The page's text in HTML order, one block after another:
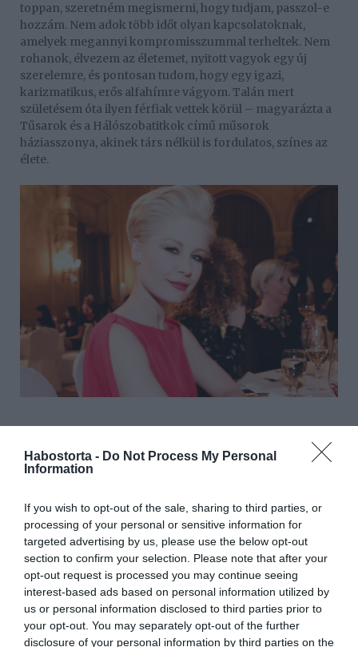
Habostorta - Do Not Process My Personal
Information
If you wish to opt-out of the sale, sharing to third parties, or
processing of your personal or sensitive information for
targeted advertising by us, please use the below opt-out
section to confirm your selection. Please note that after your
opt-out request is processed you may continue seeing
interest-based ads based on personal information utilized by
us or personal information disclosed to third parties prior to
your opt-out. You may separately opt-out of the further
disclosure of your personal information by third parties on the
toppan, szeretném megismerni, hogy tudjam, passzol-e
hozzám. Nem adok több időt olyan kapcsolatoknak,
amelyek megannyi kompromisszummal terheltek. Nem
rohanok, élvezem az életemet, nyitott vagyok egy új
szerelemre, és pontosan tudom, hogy egy igazi,
karizmatikus, erős alfahímre vágyom. Talán mert
születésem óta ilyen férfiak vettek körül – magyarázta a
Tűsarok és a Hálószobatitkok című műsorok
háziasszonya, akinek társ nélkül is fordulatos, színes az
élete.
nőnek. Igazából az is vagyok. Meg még annyi minden
más. Büszkévé tesz mindaz, amit elértem, de mindig csak
munkál bennem minden területen, amibe csak
belefogok. Azt is be kellett látnom, egy magát erősnek
mutató férfi egy idő után kevésnek érezheti magát
mellettem. Kedves, megértő nő vagyok, de tartok valahol
az életemben, és ezért nem akarom rosszul érezni
magam. Sokan akartak megtartani béklyóval, pedig csak
akkor maradok, ha megkapom azt a szabadságot,
amiben komfortosan érzem magam. Akkor szuper társ
vagyok – vallotta be Barbi.